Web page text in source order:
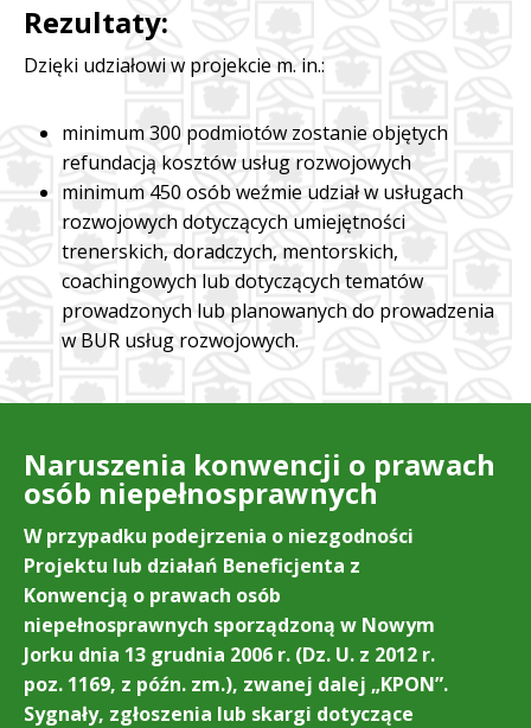
Rezultaty:
Dzięki udziałowi w projekcie m. in.:
minimum 300 podmiotów zostanie objętych
refundacją kosztów usług rozwojowych
minimum 450 osób weźmie udział w usługach
rozwojowych dotyczących umiejętności
trenerskich, doradczych, mentorskich,
coachingowych lub dotyczących tematów
prowadzonych lub planowanych do prowadzenia
w BUR usług rozwojowych.
Naruszenia konwencji o prawach
osób niepełnosprawnych
W przypadku podejrzenia o niezgodności
Projektu lub działań Beneficjenta z
Konwencją o prawach osób
niepełnosprawnych sporządzoną w Nowym
Jorku dnia 13 grudnia 2006 r. (Dz. U. z 2012 r.
poz. 1169, z późn. zm.), zwanej dalej „KPON”.
Sygnały, zgłoszenia lub skargi dotyczące